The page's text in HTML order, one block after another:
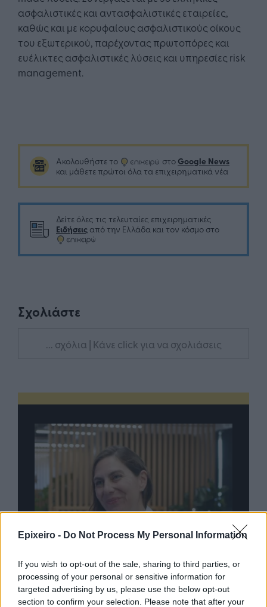
Epixeiro - Do Not Process My Personal Information
If you wish to opt-out of the sale, sharing to third parties, or
processing of your personal or sensitive information for
targeted advertising by us, please use the below opt-out
section to confirm your selection. Please note that after your
ασφαλιστικές και αντασφαλιστικές εταιρείες,
καθώς και με κορυφαίους ασφαλιστικούς οίκους
του εξωτερικού, παρέχοντας πρωτοπόρες και
ευέλικτες ασφαλιστικές λύσεις και υπηρεσίες risk
management.
Ακολουθήστε το στο Google News
και μάθετε πρώτοι όλα τα επιχειρηματικά νέα
Δείτε όλες τις τελευταίες επιχειρηματικές
Ειδήσεις από την Ελλάδα και τον κόσμο στο
Σχολιάστε
... σχόλια | Κάνε click για να σχολιάσεις